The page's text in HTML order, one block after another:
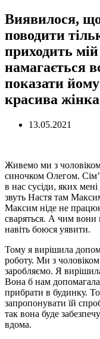
Виявилося,
поводити
приходить
намагається
показати
красива
13.05.2021
Живемо ми з
синочком Олегом.
в нас сусіди, яких
звуть Настя там
Максим ніде не
сваряться. А чим вони
навіть боюся уявити.
Тому я вирішила
роботу. Ми з
заробляємо. Я
Вона б нам допомагала
прибрати в будинку.
запропонувати їй
так вона буде
вдома.